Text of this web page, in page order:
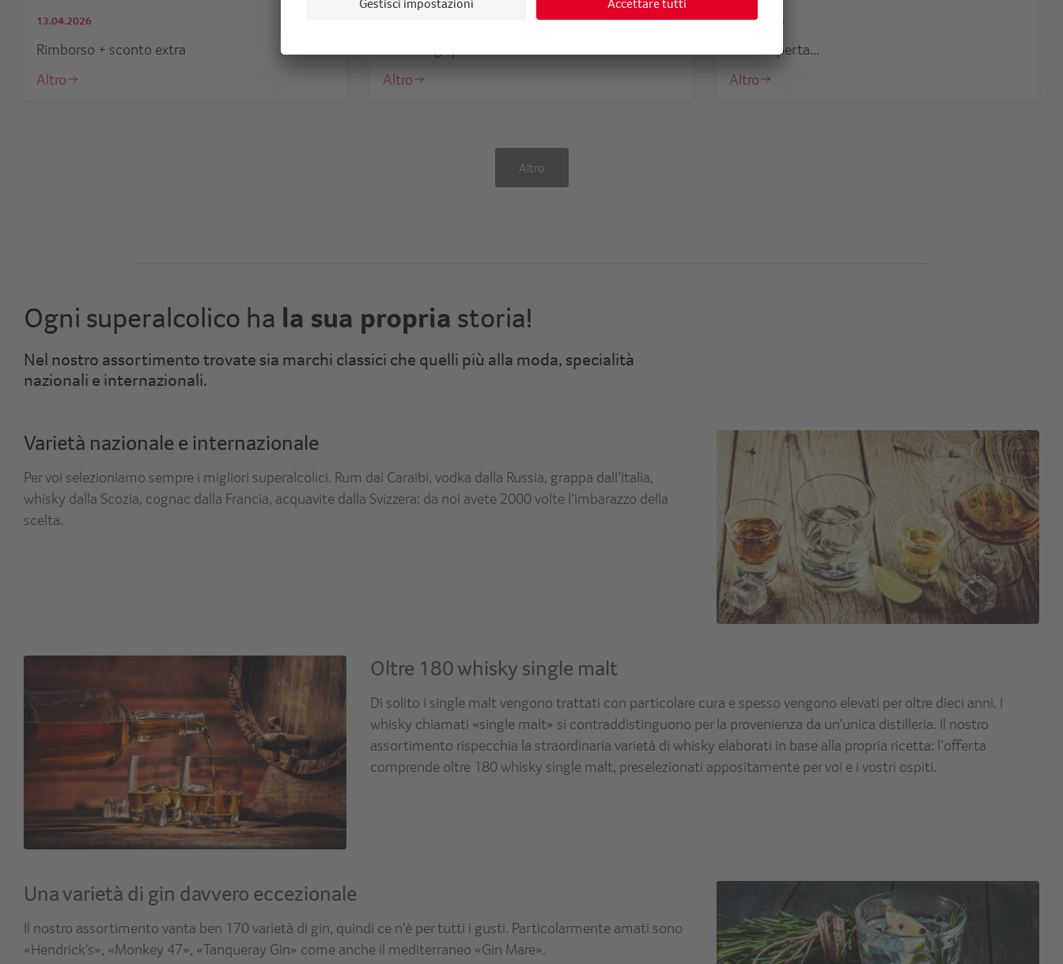
13.04.2026
Rimborso + sconto extra
Altro
Altro
30.06.2025
Alla scoperta...
Altro
Altro
Ogni superalcolico ha la sua propria storia!
Nel nostro assortimento trovate sia marchi classici che quelli più alla moda, specialità
nazionali e internazionali.
Varietà nazionale e internazionale
Per voi selezioniamo sempre i migliori superalcolici. Rum dai Caraibi, vodka dalla Russia, grappa dall’Italia,
whisky dalla Scozia, cognac dalla Francia, acquavite dalla Svizzera: da noi avete 2000 volte l’imbarazzo della
scelta.
Oltre 180 whisky single malt
Di solito i single malt vengono trattati con particolare cura e spesso vengono elevati per oltre dieci anni. I
whisky chiamati «single malt» si contraddistinguono per la provenienza da un’unica distilleria. Il nostro
assortimento rispecchia la straordinaria varietà di whisky elaborati in base alla propria ricetta: l’offerta
comprende oltre 180 whisky single malt, preselezionati appositamente per voi e i vostri ospiti.
Una varietà di gin davvero eccezionale
Il nostro assortimento vanta ben 170 varietà di gin, quindi ce n'è per tutti i gusti. Particolarmente amati sono
«Hendrick's», «Monkey 47», «Tanqueray Gin» come anche il mediterraneo «Gin Mare».